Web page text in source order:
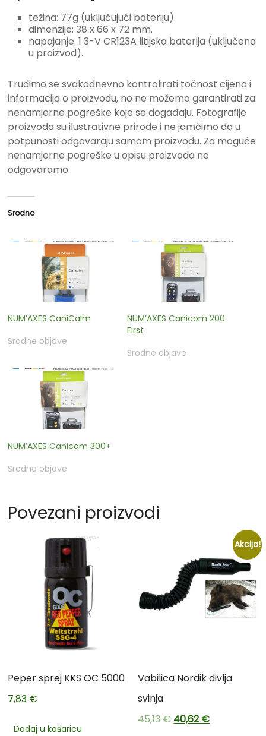
težina: 77g (uključujući bateriju).
dimenzije: 38 x 66 x 72 mm.
napajanje: 1 3-V CR123A litijska baterija (uključena
u proizvod).
Trudimo se svakodnevno kontrolirati točnost cijena i
informacija o proizvodu, no ne možemo garantirati za
nenamjerne pogreške koje se događaju. Fotografije
proizvoda su ilustrativne prirode i ne jamčimo da u
potpunosti odgovaraju samom proizvodu. Za moguće
nenamjerne pogreške u opisu proizvoda ne
odgovaramo.
Srodno
NUM’AXES CaniCalm
Srodne objave
NUM’AXES Canicom 200
First
Srodne objave
NUM’AXES Canicom 300+
Srodne objave
Povezani proizvodi
Peper sprej KKS OC 5000
7,83 €
Dodaj u košaricu
Akcija!
Vabilica Nordik divlja
svinja
45,13€40,62€